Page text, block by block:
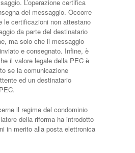
L’operazione certifica
del messaggio. Occorre
le certificazioni non attestano
da parte del destinatario
ma solo che il messaggio
e consegnato. Infine, è
il valore legale della PEC è
se la comunicazione
ed un destinatario
il regime del condominio
della riforma ha introdotto
in merito alla posta elettronica